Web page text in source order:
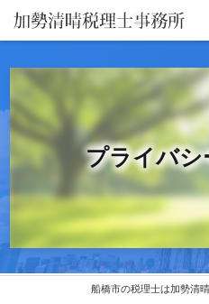
プライバシ
船橋市の税理士は加勢清